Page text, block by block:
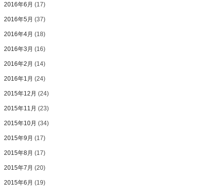
2016年6月 (17)
2016年5月 (37)
2016年4月 (18)
2016年3月 (16)
2016年2月 (14)
2016年1月 (24)
2015年12月 (24)
2015年11月 (23)
2015年10月 (34)
2015年9月 (17)
2015年8月 (17)
2015年7月 (20)
2015年6月 (19)